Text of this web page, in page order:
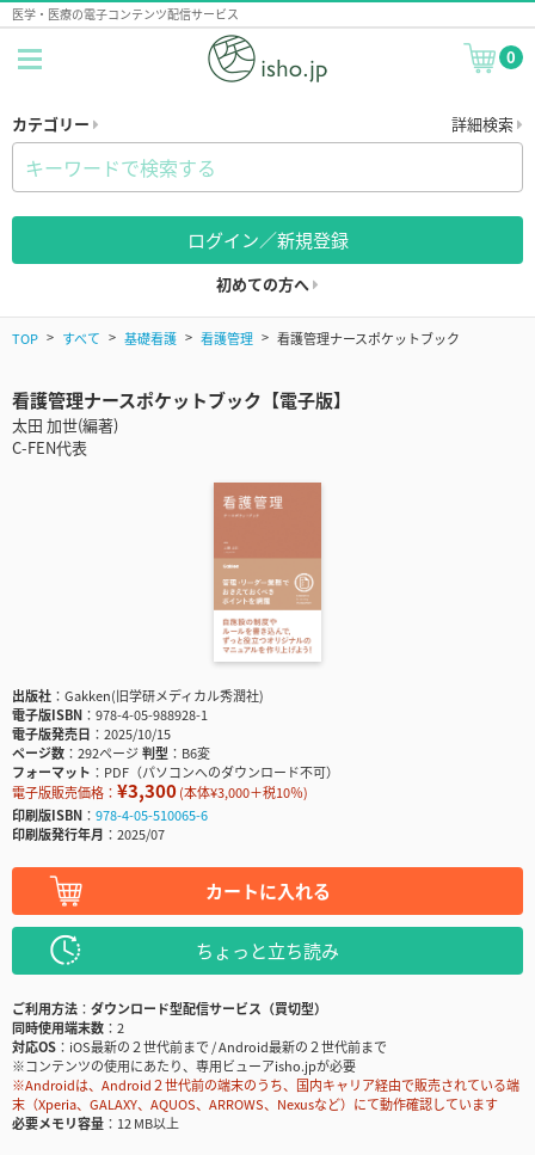
医学・医療の電子コンテンツ配信サービス
0
カテゴリー 詳細検索
ログイン／新規登録
初めての方へ
TOP すべて 基礎看護 看護管理 看護管理ナースポケットブック
看護管理ナースポケットブック【電子版】
太田 加世(編著)
C-FEN代表
出版社
Gakken(旧学研メディカル秀潤社)
電子版ISBN
978-4-05-988928-1
電子版発売日
2025/10/15
ページ数
292ページ判型
B6変
フォーマット
PDF（パソコンへのダウンロード不可）
電子版販売価格： ¥3,300(本体¥3,000＋税10％)
印刷版ISBN
978-4-05-510065-6
印刷版発行年月
2025/07
カートに入れる
ちょっと立ち読み
ご利用方法
ダウンロード型配信サービス（買切型）
同時使用端末数
2
対応OS
iOS最新の２世代前まで / Android最新の２世代前まで
※コンテンツの使用にあたり、専用ビューアisho.jpが必要
※Androidは、Android２世代前の端末のうち、国内キャリア経由で販売されている端
末（Xperia、GALAXY、AQUOS、ARROWS、Nexusなど）にて動作確認しています
必要メモリ容量
12 MB以上